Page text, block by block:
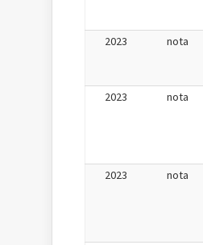
2023 nota
2023 nota
2023 nota